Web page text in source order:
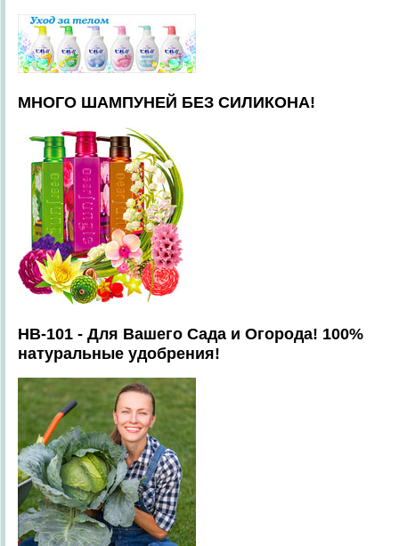
МНОГО ШАМПУНЕЙ БЕЗ СИЛИКОНА!
HB-101 - Для Вашего Сада и Огорода! 100%
натуральные удобрения!